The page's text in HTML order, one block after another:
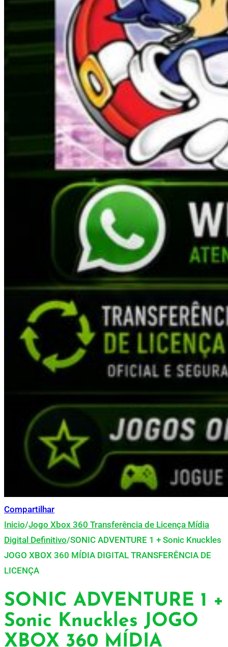
Compartilhar
Inicio/Jogo Xbox 360 Transferência de Licença Mídia
Digital Definitivo/SONIC ADVENTURE 1 + Sonic Knuckles
JOGO XBOX 360 MÍDIA DIGITAL TRANSFERÊNCIA DE
LICENÇA
SONIC ADVENTURE 1 +
Sonic Knuckles JOGO
XBOX 360 MÍDIA